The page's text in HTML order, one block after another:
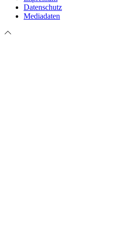
Datenschutz
Mediadaten